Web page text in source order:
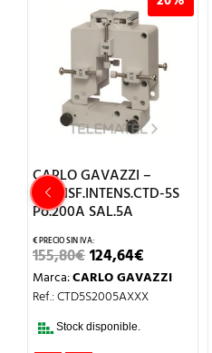
–
5S
EL
PRECIO
ACTUAL
ES:
GAVAZZI
CARLO GAVAZZI
83,60€EL
PRECIO
66,88
Marca:CARLO
Ref.: